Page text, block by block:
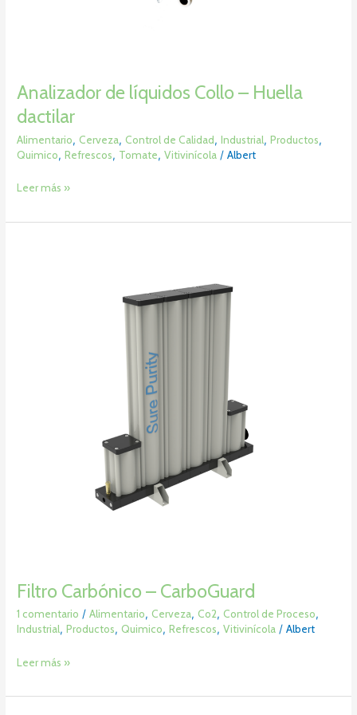
Analizador de líquidos Collo – Huella
dactilar
Alimentario, Cerveza, Control de Calidad,Industrial,Productos,
Quimico,Refrescos, Tomate,Vitivinícola /Albert
Leer más »
Filtro Carbónico – CarboGuard
1 comentario /Alimentario, Cerveza, Co2, Control de Proceso,
Industrial,Productos, Quimico,Refrescos,Vitivinícola /Albert
Leer más »